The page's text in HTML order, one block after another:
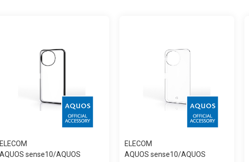
ELECOM
AQUOS sense10/AQUOS
ELECOM
AQUOS sense10/AQUOS